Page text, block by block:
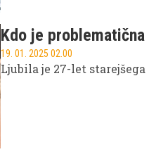
Kdo je
19. 01. 2025 02.00
Ljubila je 27-let